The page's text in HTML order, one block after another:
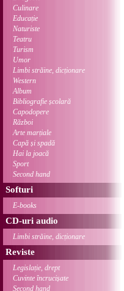
Culinare
Educație
Naturiste
Teatru
Turism
Umor
Limbi străine, dicționare
Western
Album
Bibliografie școlară
Capodopere
Război
Arte marțiale
Capă și spadă
Hai la joacă
Sport
Second hand
Softuri
E-books
CD-uri audio
Limbi străine, dicționare
Reviste
Legislație, drept
Cuvinte încrucișate
Second hand